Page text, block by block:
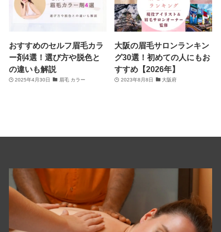
おすすめのセルフ眉毛カラ
ー剤4選！選び方や脱色と
の違いも解説
2025年4月30日 眉毛 カラー
大阪の眉毛サロンランキン
グ30選！初めての人にもお
すすめ【2026年】
2023年8月8日 大阪府